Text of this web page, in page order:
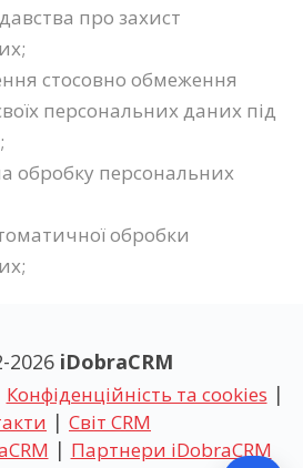
про захист
стосовно обмеження
персональних даних під
обробку персональних
обробки
2026 iDobraCRM
Конфіденційність та cookies |
| Світ CRM
| Партнери iDobraCRM